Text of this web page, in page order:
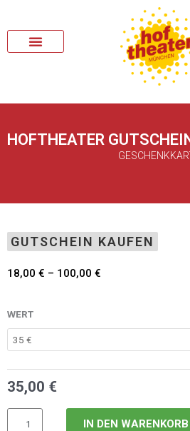
springen
HOFTHEATER
GUTSCHEIN KAUFEN
18,00 € – 100,00 €
WERT
35,00 €
Gutschein
zum
Anfassen
Menge
IN DEN WARENKORB